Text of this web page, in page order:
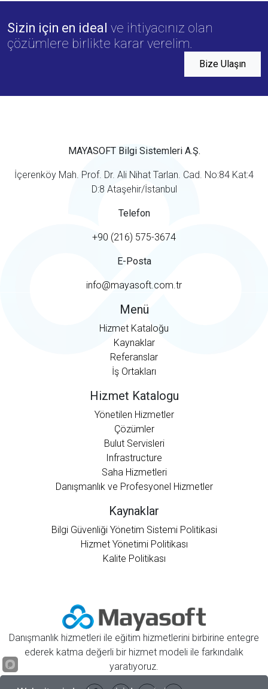
Sizin için en ideal ve ihtiyacınız olan
çözümlere birlikte karar verelim.
Bize Ulaşın
MAYASOFT Bilgi Sistemleri A.Ş.
İçerenköy Mah. Prof. Dr. Ali Nihat Tarlan. Cad. No:84 Kat:4
D:8 Ataşehir/İstanbul
Telefon
+90 (216) 575-3674
E-Posta
info@mayasoft.com.tr
Menü
Hizmet Kataloğu
Kaynaklar
Referanslar
İş Ortakları
Hizmet Katalogu
Yönetilen Hizmetler
Çözümler
Bulut Servisleri
Infrastructure
Saha Hizmetleri
Danışmanlık ve Profesyonel Hizmetler
Kaynaklar
Bilgi Güvenliği Yönetim Sistemi Politikasi
Hizmet Yönetimi Politikası
Kalite Politikası
Danışmanlık hizmetleri ile eğitim hizmetlerini birbirine entegre
ederek katma değerli bir hizmet modeli ile farkındalık
yaratıyoruz.